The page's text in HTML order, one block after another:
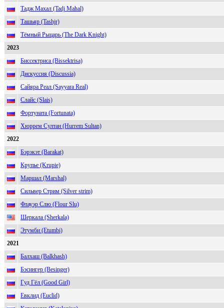
Тадж Махал (Tadj Mahal)
Ташьяр (Tashjr)
Тёмный Рыцарь (The Dark Knight)
2023
Биссектриса (Bissektrisa)
Дискуссия (Discussia)
Сайяра Реал (Sayyara Real)
Слайс (Slais)
Фортуната (Fortunata)
Хюррем Султан (Hurrem Sultan)
2022
Бэрэкэт (Barakat)
Крупье (Krupie)
Маршал (Marshal)
Сильвер Стрим (Silver strim)
Флауэр Слю (Flour Slu)
Шеркала (Sherkala)
Этумби (Etumbi)
2021
Балхаш (Balkhash)
Бэсингер (Besinger)
Гуд Гёл (Good Girl)
Евклид (Euclid)